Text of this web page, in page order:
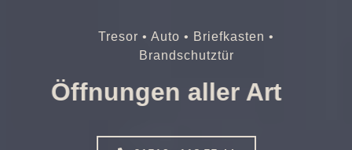
Tresor • Auto • Briefkasten •
Brandschutztür
Öffnungen aller Art